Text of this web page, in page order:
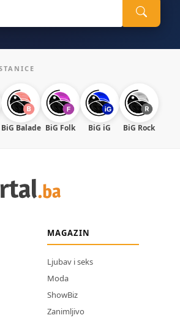
BiG Balade BiG Folk BiG iG BiG Rock
MAGAZIN
Ljubav i seks
Moda
ShowBiz
Zanimljivo